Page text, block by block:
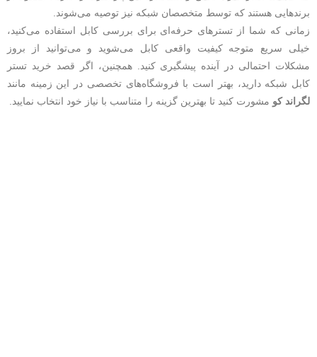
برندهایی هستند که توسط متخصصان شبکه نیز توصیه می‌شوند.
زمانی که شما از تسترهای حرفه‌ای برای بررسی کابل استفاده می‌کنید،
خیلی سریع متوجه کیفیت واقعی کابل می‌شوید و می‌توانید از بروز
مشکلات احتمالی در آینده پیشگیری کنید. همچنین، اگر قصد خرید تستر
کابل شبکه دارید، بهتر است با فروشگاه‌های تخصصی در این زمینه مانند
لگراند کو مشورت کنید تا بهترین گزینه را متناسب با نیاز خود انتخاب نمایید.